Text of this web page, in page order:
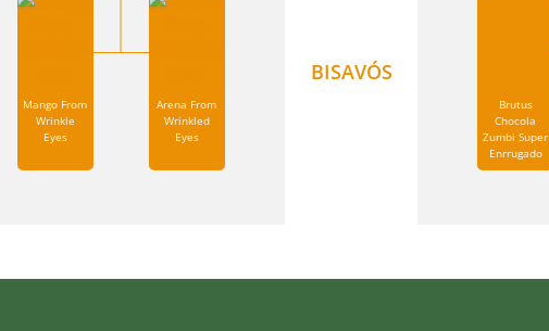
Mango From
Wrinkle
Eyes
Arena From
Wrinkled
Eyes
BISAVÓS
Brutus
Chocola
Zumbi Super
Enrrugado